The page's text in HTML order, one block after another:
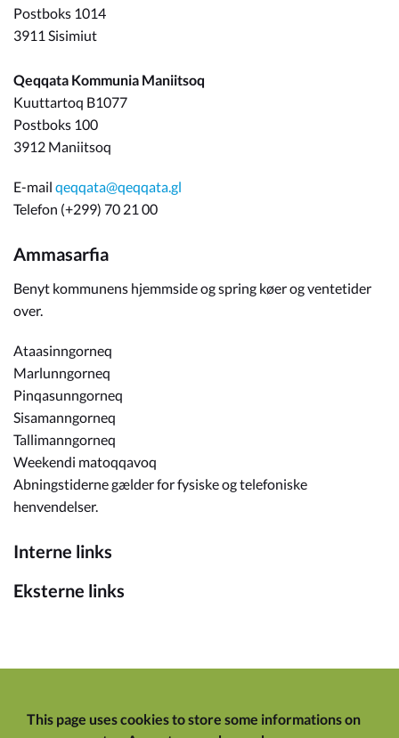
Postboks 1014
3911 Sisimiut
Qeqqata Kommunia Maniitsoq
Kuuttartoq B1077
Postboks 100
3912 Maniitsoq
E-mail qeqqata@qeqqata.gl
Telefon (+299) 70 21 00
Ammasarfia
Benyt kommunens hjemmside og spring køer og ventetider
over.
Ataasinngorneq
Marlunngorneq
Pinqasunngorneq
Sisamanngorneq
Tallimanngorneq
Weekendi matoqqavoq
Abningstiderne gælder for fysiske og telefoniske
henvendelser.
Interne links
Eksterne links
This page uses cookies to store some informations on